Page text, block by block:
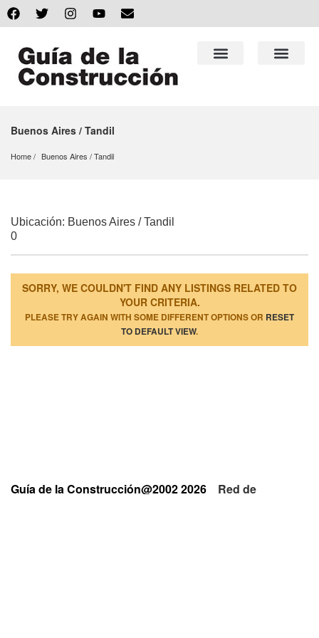
Buenos Aires / Tandil
Home Buenos Aires / Tandil
Ubicación: Buenos Aires / Tandil
0
SORRY, WE COULDN'T FIND ANY LISTINGS RELATED TO
YOUR CRITERIA.
PLEASE TRY AGAIN WITH SOME DIFFERENT OPTIONS OR RESET
TO DEFAULT VIEW.
Guía de la Construcción@2002 2026 Red de